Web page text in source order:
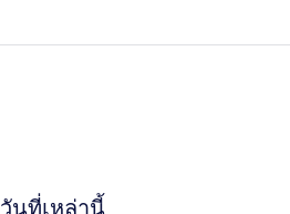
นที่เหล่านี้